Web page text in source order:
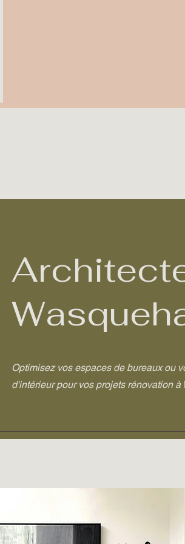
Optimisez vos espaces de bureaux ou
d'intérieur pour vos projets rénovation à